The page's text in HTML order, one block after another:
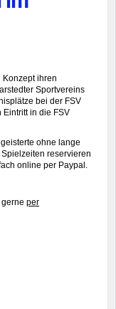
Konzept ihren
Sportvereins
bei der FSV
in die FSV
ohne lange
reservieren
online per Paypal.
per